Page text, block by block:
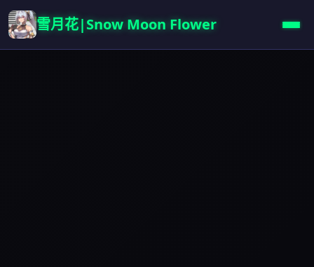
雪月花|Snow Moon Flower